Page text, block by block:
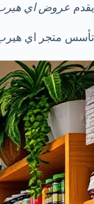
يقدم عروض اي
تأسس متجر اي هيرب في الولايات المتحدة الأمريكية في